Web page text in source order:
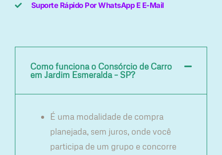
Suporte Rápido Por WhatsApp E E-Mail
Como funciona o Consórcio de Carro
em Jardim Esmeralda – SP?
É uma modalidade de compra
planejada, sem juros, onde você
participa de um grupo e concorre